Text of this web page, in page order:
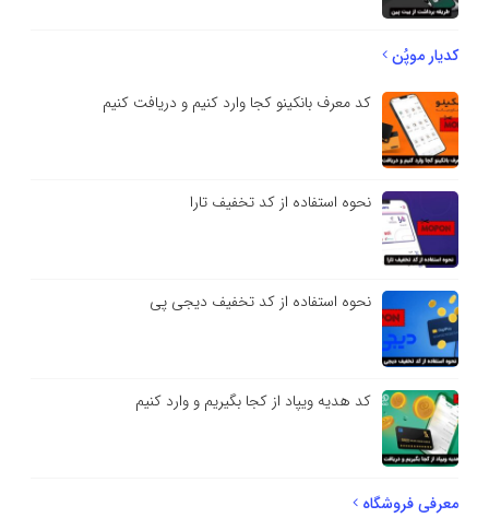
کدیار موپُن
کد معرف بانکینو کجا وارد کنیم و دریافت کنیم
نحوه استفاده از کد تخفیف تارا
نحوه استفاده از کد تخفیف دیجی پی
کد هدیه ویپاد از کجا بگیریم و وارد کنیم
معرفی فروشگاه